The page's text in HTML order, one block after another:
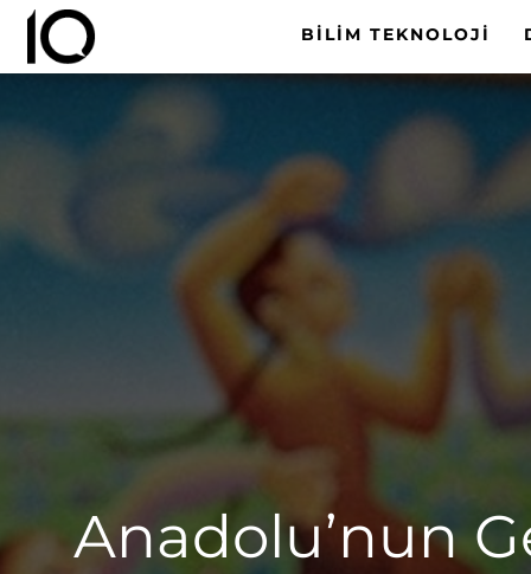
BILIM TEKNOLOJI
Anadolu’nun